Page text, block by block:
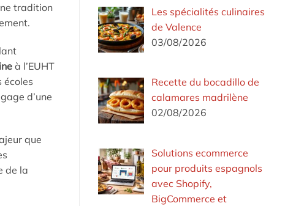
tradition
à l’EUHT
écoles
d’une
que
de la
Les spécialités culinaires
de Valence
03/08/2026
Recette du bocadillo de
calamares madrilène
02/08/2026
Solutions ecommerce
pour produits espagnols
avec Shopify,
BigCommerce et